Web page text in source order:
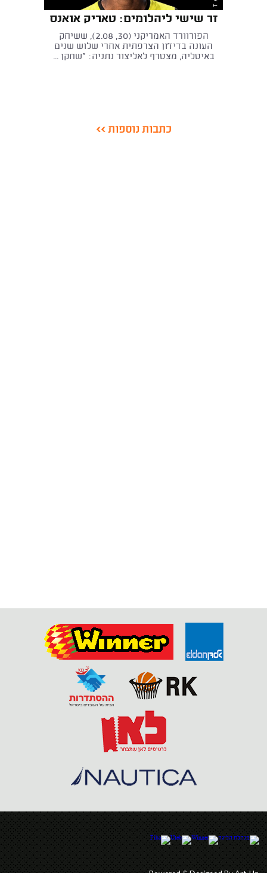
זר שישי ליהלומים: טאריק אואנס
הפורוורד האמריקני (30, 2.08), ששיחק
העונה בדיז'ון הצרפתית אחרי שלוש שנים
באיטליה, מצטרף לאליצור נתניה: "שחקן ...
כתבות נוספות >>